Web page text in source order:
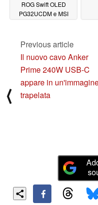
ROG Swift OLED
PG32UCDM e MSI
gaming QD-OLED 4K e
⟨
Previous article
Il nuovo cavo Anker
Prime 240W USB-C
appare in
trapelata